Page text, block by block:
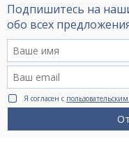
Иммиграция
Лечение
Недвижимость
Бизнес
Документы
Подпишитесь на
обо всех
Я согласен с